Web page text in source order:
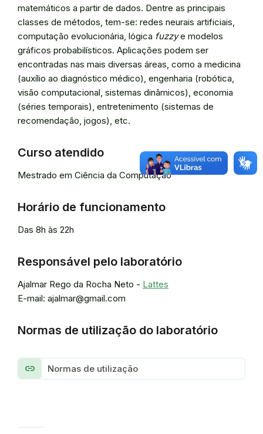
matemáticos a partir de dados. Dentre as principais
classes de métodos, tem-se: redes neurais artificiais,
computação evolucionária, lógica fuzzye modelos
gráficos probabilísticos. Aplicações podem ser
encontradas nas mais diversas áreas, como a medicina
(auxílio ao diagnóstico médico), engenharia (robótica,
visão computacional, sistemas dinâmicos), economia
(séries temporais), entretenimento (sistemas de
recomendação, jogos), etc.
Curso atendido
Mestrado em Ciência da Computação
Horário de funcionamento
Das 8h às 22h
Responsável pelo laboratório
Ajalmar Rego da Rocha Neto - Lattes
E-mail: ajalmar@gmail.com
Normas de utilização do laboratório
link Normas de utilização